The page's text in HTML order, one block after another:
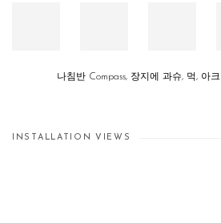
나침반 Compass, 장지에 과슈, 먹, 아크
INSTALLATION VIEWS